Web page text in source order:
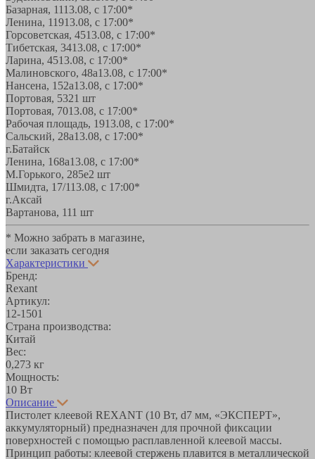
Базарная, 1113.08, с 17:00*
Ленина, 11913.08, с 17:00*
Горсоветская, 4513.08, с 17:00*
Тибетская, 3413.08, с 17:00*
Ларина, 4513.08, с 17:00*
Малиновского, 48а13.08, с 17:00*
Нансена, 152а13.08, с 17:00*
Портовая, 5321 шт
Портовая, 7013.08, с 17:00*
Рабочая площадь, 1913.08, с 17:00*
Сальский, 28a13.08, с 17:00*
г.Батайск
Ленина, 168а13.08, с 17:00*
М.Горького, 285е2 шт
Шмидта, 17/113.08, с 17:00*
г.Аксай
Вартанова, 111 шт
* Можно забрать в магазине,
если заказать сегодня
Характеристики
Бренд:
Rexant
Артикул:
12-1501
Страна производства:
Китай
Вес:
0,273 кг
Мощность:
10 Вт
Описание
Пистолет клеевой REXANT (10 Вт, d7 мм, «ЭКСПЕРТ»,
аккумуляторный) предназначен для прочной фиксации
поверхностей с помощью расплавленной клеевой массы.
Принцип работы: клеевой стержень плавится в металлической